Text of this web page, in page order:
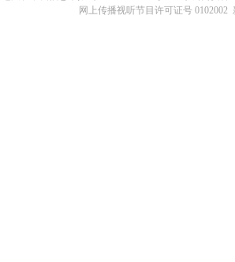
网上传播视听节目许可证号 0102002